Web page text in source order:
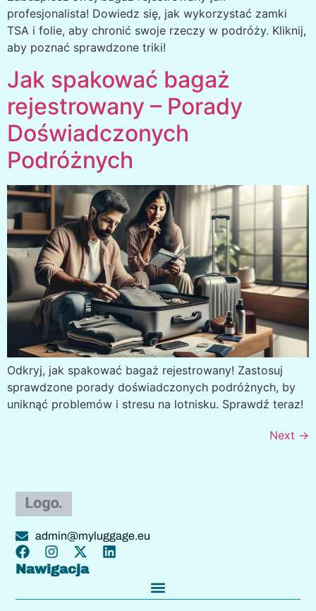
profesjonalista! Dowiedz się, jak wykorzystać zamki
TSA i folie, aby chronić swoje rzeczy w podróży. Kliknij,
aby poznać sprawdzone triki!
Jak spakować bagaż
rejestrowany – Porady
Doświadczonych
Podróżnych
Odkryj, jak spakować bagaż rejestrowany! Zastosuj
sprawdzone porady doświadczonych podróżnych, by
uniknąć problemów i stresu na lotnisku. Sprawdź teraz!
Next →
admin@myluggage.eu
Nawigacja